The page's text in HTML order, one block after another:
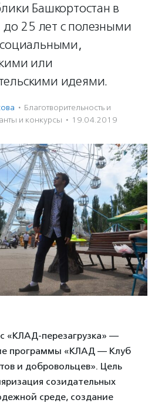
Башкортостан в
до 25 лет с полезными
или
идеями.
· Благотвори­тель­ность и
и конкурсы · 19.04.2019
«КЛАД-перезагрузка» —
программы «КЛАД — Клуб
и добровольцев». Цель
созидательных
среде, создание